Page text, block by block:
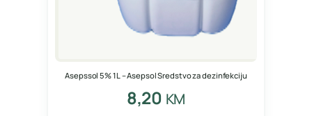
Asepssol 5% 1L – Asepsol Sredstvo za dezinfekciju
8,20 KM